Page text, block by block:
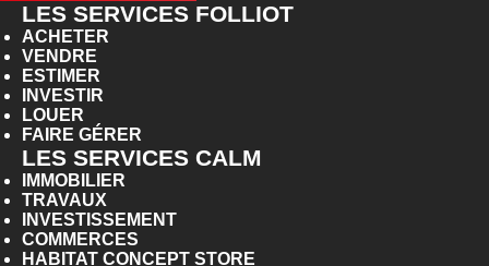
LES SERVICES FOLLIOT
ACHETER
VENDRE
ESTIMER
INVESTIR
LOUER
FAIRE GÉRER
LES SERVICES CALM
IMMOBILIER
TRAVAUX
INVESTISSEMENT
COMMERCES
HABITAT CONCEPT STORE